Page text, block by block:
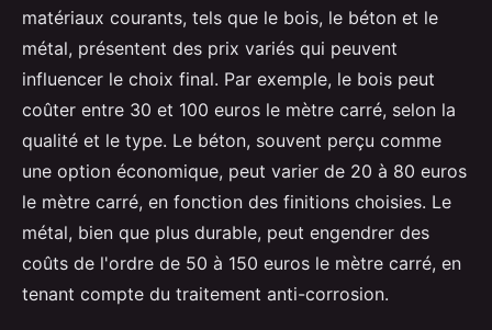
matériaux courants, tels que le bois, le béton et le
métal, présentent des prix variés qui peuvent
influencer le choix final. Par exemple, le bois peut
coûter entre 30 et 100 euros le mètre carré, selon la
qualité et le type. Le béton, souvent perçu comme
une option économique, peut varier de 20 à 80 euros
le mètre carré, en fonction des finitions choisies. Le
métal, bien que plus durable, peut engendrer des
coûts de l'ordre de 50 à 150 euros le mètre carré, en
tenant compte du traitement anti-corrosion.